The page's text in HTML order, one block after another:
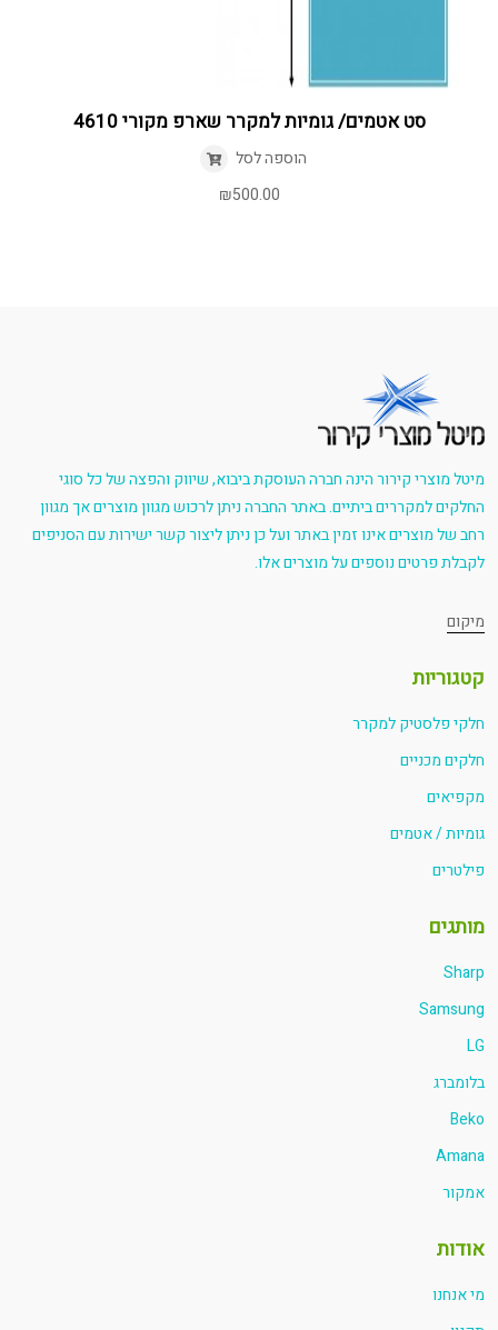
סט אטמים/ גומיות למקרר שארפ מקורי 4610
הוספה לסל
₪500.00
מיטל מוצרי קירור הינה חברה העוסקת ביבוא, שיווק והפצה של כל סוגי
החלקים למקררים ביתיים. באתר החברה ניתן לרכוש מגוון מוצרים אך מגוון
רחב של מוצרים אינו זמין באתר ועל כן ניתן ליצור קשר ישירות עם הסניפים
לקבלת פרטים נוספים על מוצרים אלו.
מיקום
קטגוריות
חלקי פלסטיק למקרר
חלקים מכניים
מקפיאים
גומיות / אטמים
פילטרים
מותגים
Sharp
Samsung
LG
בלומברג
Beko
Amana
אמקור
אודות
מי אנחנו